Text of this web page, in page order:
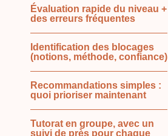
Évaluation rapide du niveau +
des erreurs fréquentes
Identification des blocages
(notions, méthode, confiance)
Recommandations simples :
quoi prioriser maintenant
Tutorat en groupe, avec un
suivi de près pour chaque